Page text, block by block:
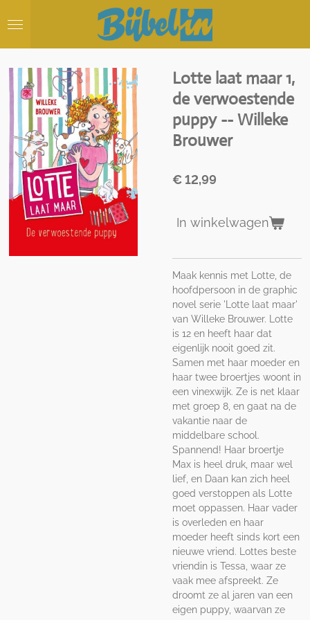
direct
hoofdinhoud
Lotte laat maar 1,
de verwoestende
puppy -- Willeke
Brouwer
€ 12,99
In winkelwagen
Maak kennis met Lotte, de
hoofdpersoon in de graphic
novel serie 'Lotte laat maar'
van Willeke Brouwer. Lotte
is 12 en heeft haar dat
eigenlijk nooit goed zit.
Samen met haar moeder en
haar twee broertjes woont in
een vinexwijk. Ze is net klaar
met groep 8, en gaat na de
vakantie naar de
middelbare school.
Spannend! Haar broertje
Max is heel druk, maar wel
lief, en Daan kan zich heel
goed verstoppen als Lotte
moet oppassen. Haar vader
is overleden en haar
moeder heeft sinds kort een
nieuwe vriend. Lottes beste
vriendin is Tessa, waar ze
vaak mee afspreekt. Ze
droomt ze al jaren van een
eigen puppy, waarvan ze